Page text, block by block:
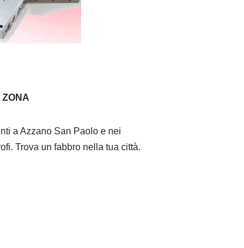
ZONA
a Azzano San Paolo e nei
Trova un fabbro nella tua città.